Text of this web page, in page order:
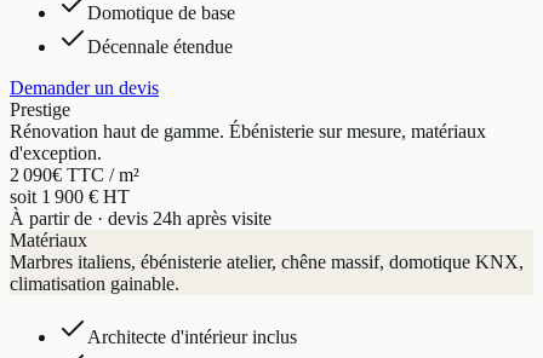
Domotique de base
Décennale étendue
Demander un devis
Prestige
Rénovation haut de gamme. Ébénisterie sur mesure, matériaux
d'exception.
2 090€ TTC / m²
soit 1 900 € HT
À partir de · devis 24h après visite
Matériaux
Marbres italiens, ébénisterie atelier, chêne massif, domotique KNX,
climatisation gainable.
Architecte d'intérieur inclus